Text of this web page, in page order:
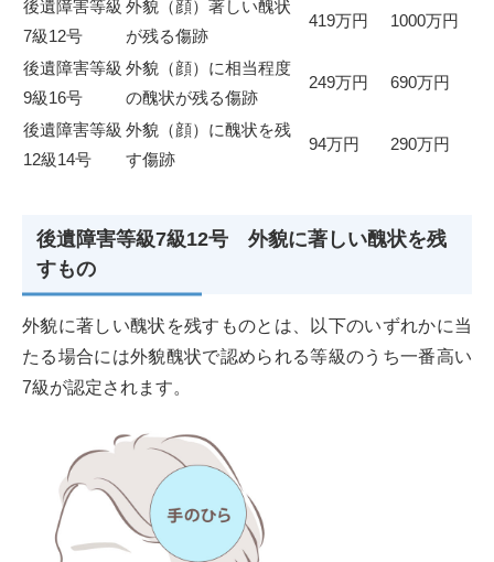
後遺障害等級
7級12号
外貌（顔）著しい醜状
が残る傷跡
419万円 1000万円
後遺障害等級
9級16号
外貌（顔）に相当程度
の醜状が残る傷跡
249万円 690万円
後遺障害等級
12級14号
外貌（顔）に醜状を残
す傷跡
94万円 290万円
後遺障害等級7級12号 外貌に著しい醜状を残
すもの
外貌に著しい醜状を残すものとは、以下のいずれかに当
たる場合には外貌醜状で認められる等級のうち一番高い
7級が認定されます。